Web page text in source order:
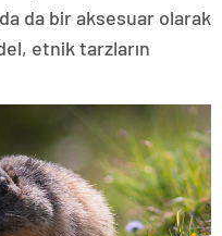
da bir aksesuar olarak
etnik tarzların